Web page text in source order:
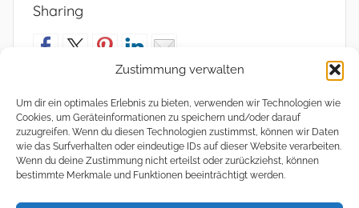
Zustimmung verwalten
Um dir ein optimales Erlebnis zu bieten, verwenden wir Technologien wie
Cookies, um Geräteinformationen zu speichern und/oder darauf
zuzugreifen. Wenn du diesen Technologien zustimmst, können wir Daten
wie das Surfverhalten oder eindeutige IDs auf dieser Website verarbeiten.
Wenn du deine Zustimmung nicht erteilst oder zurückziehst, können
bestimmte Merkmale und Funktionen beeinträchtigt werden.
Sharing
Meta
Anmelden